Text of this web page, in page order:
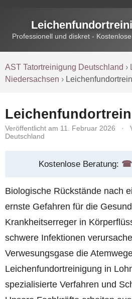
Professionell und diskret -
AST Tatortreinigung Deutschland ›
Niedersachsen ›
Veröffentlicht am 11. Februar 2026 ·
Deutschland
Kostenlose Beratung: ☎︎
Biologische Rückstände nach
ernste Gefahren für die
Krankheitserreger in
schwere Infektionen
Verwesungsgase die
Leichenfundortreinigung in
spezialisierte Verfahren und